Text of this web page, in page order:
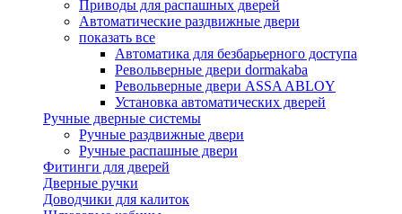
Приводы для распашных дверей
Автоматические раздвижные двери
показать все
Автоматика для безбарьерного доступа
Револьверные двери dormakaba
Револьверные двери ASSA ABLOY
Установка автоматических дверей
Ручные дверные системы
Ручные раздвижные двери
Ручные распашные двери
Фитинги для дверей
Дверные ручки
Доводчики для калиток